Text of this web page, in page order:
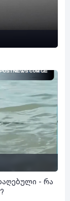
- რა